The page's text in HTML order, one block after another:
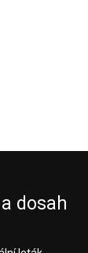
dosah